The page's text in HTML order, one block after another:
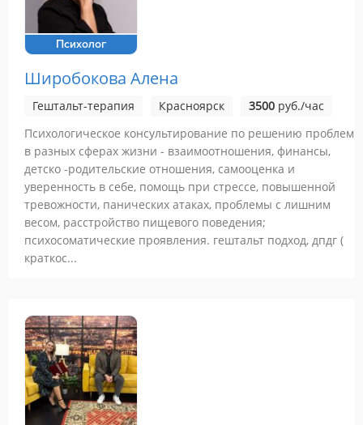
Психолог
Широбокова Алена
Гештальт-терапия Красноярск 3500 руб./час
Психологическое консультирование по решению проблем
в разных сферах жизни - взаимоотношения, финансы,
детско -родительские отношения, самооценка и
уверенность в себе, помощь при стрессе, повышенной
тревожности, панических атаках, проблемы с лишним
весом, расстройство пищевого поведения;
психосоматические проявления. гештальт подход, дпдг (
краткос...